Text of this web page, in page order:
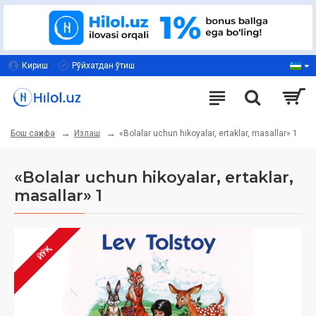
Кириш Рўйхатдан ўтиш
Бош саҳифа Излаш «Bolalar uchun hikoyalar, ertaklar, masallar» 1
«Bolalar uchun hikoyalar, ertaklar,
masallar» 1
ЙЎҚ